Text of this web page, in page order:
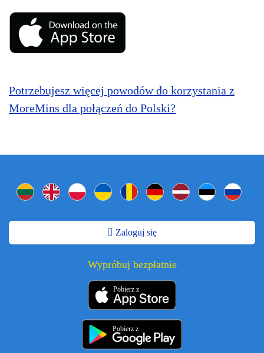
Potrzebujesz więcej powodów do korzystania z
MoreMins dla połączeń do Polski?
Zaloguj się
Wypróbuj bezpłatnie
Pobierz z
Pobierz z